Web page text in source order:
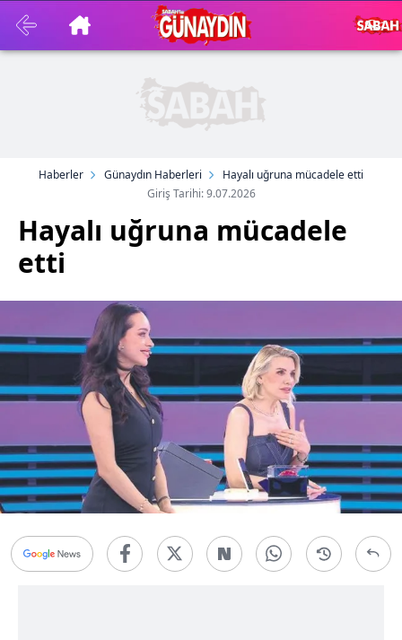
Haberler Günaydın Haberleri
Hayalı uğruna mücadele etti
Giriş Tarihi: 9.07.2026
Hayalı uğruna mücadele
etti